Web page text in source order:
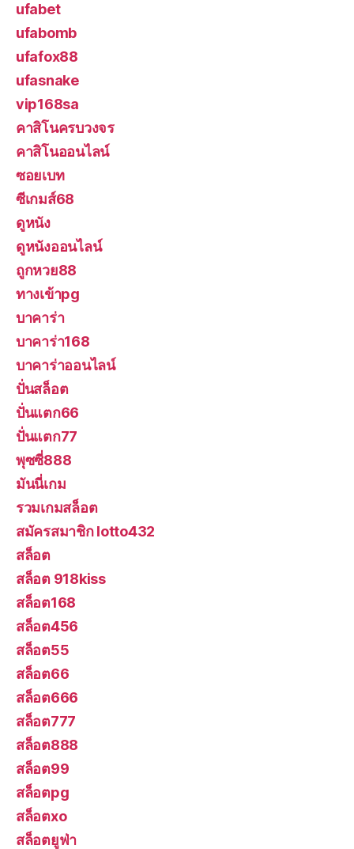
ufabet
ufabomb
ufafox88
ufasnake
vip168sa
คาสิโนครบวงจร
คาสิโนออนไลน์
ซอยเบท
ซีเกมส์68
ดูหนัง
ดูหนังออนไลน์
ถูกหวย88
ทางเข้าpg
บาคาร่า
บาคาร่า168
บาคาร่าออนไลน์
ปั่นสล็อต
ปั่นแตก66
ปั่นแตก77
พุซซี่888
มันนี่เกม
รวมเกมสล็อต
สมัครสมาชิก lotto432
สล็อต
สล็อต 918kiss
สล็อต168
สล็อต456
สล็อต55
สล็อต66
สล็อต666
สล็อต777
สล็อต888
สล็อต99
สล็อตpg
สล็อตxo
สล็อตยูฟ่า